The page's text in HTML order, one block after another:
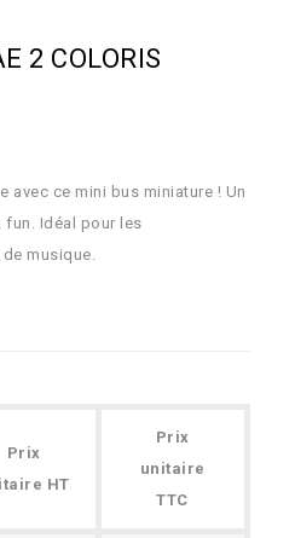
2 COLORIS
avec ce mini bus miniature ! Un
Idéal pour les
musique.
Prix
HT
Prix
unitaire
TTC